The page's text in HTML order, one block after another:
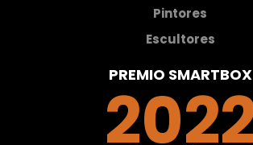
ARTE EN SEVILLA
Pintores
Escultores